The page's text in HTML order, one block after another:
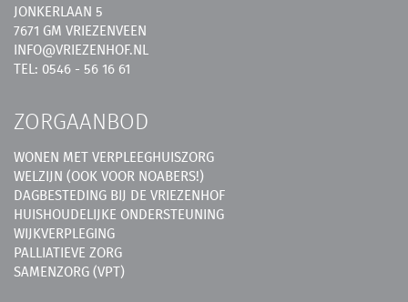
JONKERLAAN 5
7671 GM VRIEZENVEEN
INFO@VRIEZENHOF.NL
TEL: 0546 - 56 16 61
ZORGAANBOD
WONEN MET VERPLEEGHUISZORG
WELZIJN (OOK VOOR NOABERS!)
DAGBESTEDING BIJ DE VRIEZENHOF
HUISHOUDELIJKE ONDERSTEUNING
WIJKVERPLEGING
PALLIATIEVE ZORG
SAMENZORG (VPT)